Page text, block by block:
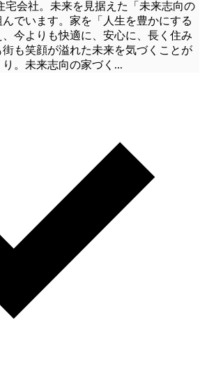
宅会社。未来を見据えた「未来志向の
でいます。家を「人生を豊かにする
今よりも快適に、安心に、長く住み
も笑顔が溢れた未来を気づくことが
。未来志向の家づく ...